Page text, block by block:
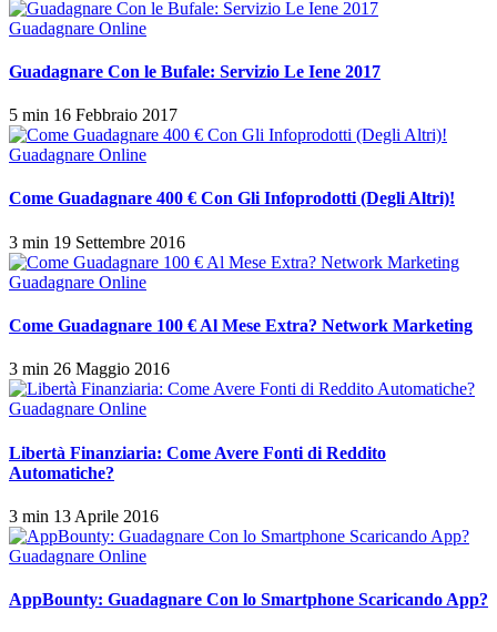
Guadagnare Online
Guadagnare Con le Bufale: Servizio Le Iene 2017
5 min 16 Febbraio 2017
Guadagnare Online
Come Guadagnare 400 € Con Gli Infoprodotti (Degli Altri)!
3 min 19 Settembre 2016
Guadagnare Online
Come Guadagnare 100 € Al Mese Extra? Network Marketing
3 min 26 Maggio 2016
Guadagnare Online
Libertà Finanziaria: Come Avere Fonti di Reddito
Automatiche?
3 min 13 Aprile 2016
Guadagnare Online
AppBounty: Guadagnare Con lo Smartphone Scaricando App?